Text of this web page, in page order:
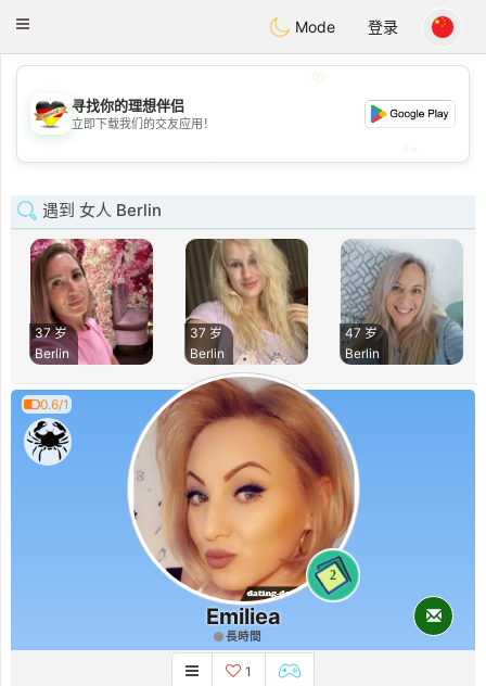
Dating
Toggle
Mode 登录
💖
💕
寻找你的理想伴侣
立即下载我们的交友应用！
遇到 女人 Berlin
37 岁
Berlin
37 岁
Berlin
47 岁
Berlin
0.6/1
2
Emiliea
長時間
1